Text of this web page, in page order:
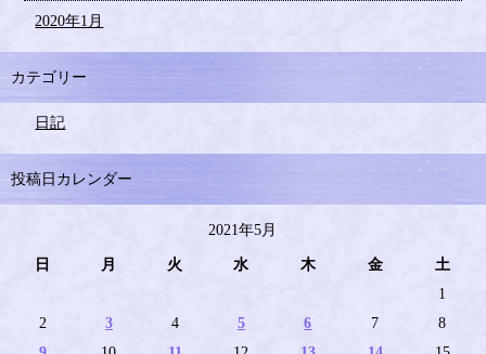
2020年1月
カテゴリー
日記
投稿日カレンダー
2021年5月
日 月 火 水 木 金
土
1
2
3 4 5 6 7
8